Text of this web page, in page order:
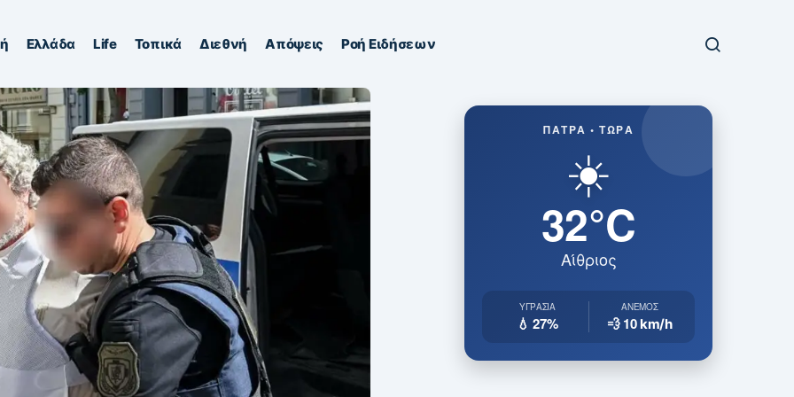
Ελλάδα Life Τοπικά Διεθνή Απόψεις Ροή Ειδήσεων
ΠΆΤΡΑ • ΤΏΡΑ
☀️
32°C
Αίθριος
ΥΓΡΑΣΊΑ
💧 27%
ΆΝΕΜΟΣ
💨 10km/h